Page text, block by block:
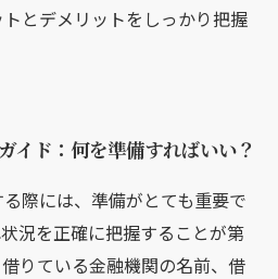
とデメリットをしっかり把握
イド：何を準備すればいい？
際には、準備がとても重要で
況を正確に把握することが第
りている金融機関の名前、借